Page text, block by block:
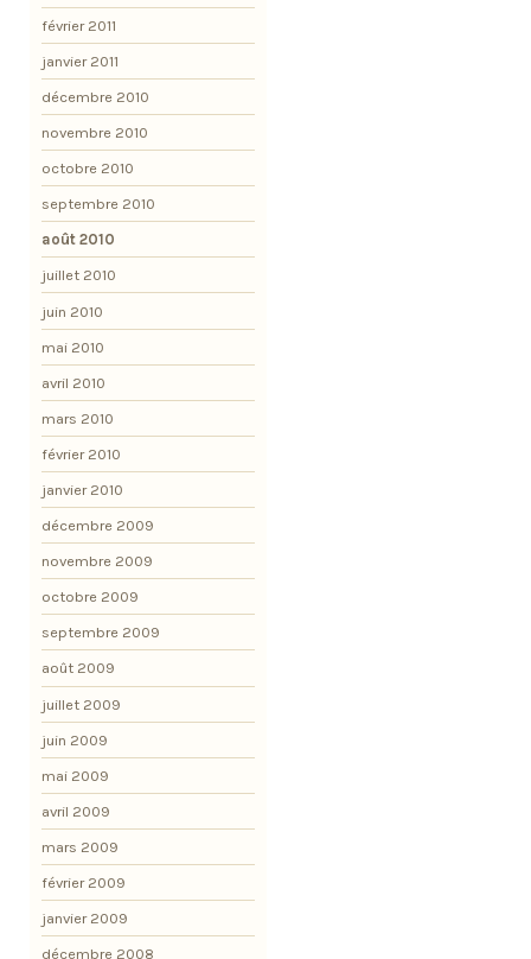
février 2011
janvier 2011
décembre 2010
novembre 2010
octobre 2010
septembre 2010
août 2010
juillet 2010
juin 2010
mai 2010
avril 2010
mars 2010
février 2010
janvier 2010
décembre 2009
novembre 2009
octobre 2009
septembre 2009
août 2009
juillet 2009
juin 2009
mai 2009
avril 2009
mars 2009
février 2009
janvier 2009
décembre 2008